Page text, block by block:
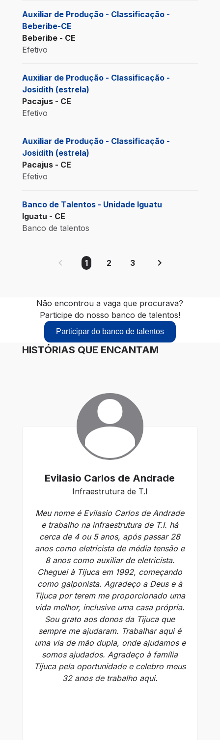
Auxiliar de Produção - Classificação -
Beberibe-CE
Beberibe - CE
Efetivo
Auxiliar de Produção - Classificação -
Josidith (estrela)
Pacajus - CE
Efetivo
Auxiliar de Produção - Classificação -
Josidith (estrela)
Pacajus - CE
Efetivo
Banco de Talentos - Unidade Iguatu
Iguatu - CE
Banco de talentos
1 2 3
Não encontrou a vaga que procurava?
Participe do nosso banco de talentos!
Participar do banco de talentos
HISTÓRIAS QUE ENCANTAM
Evilasio Carlos de Andrade
Infraestrutura de T.I
Meu nome é Evilasio Carlos de Andrade
e trabalho na infraestrutura de T.I. há
cerca de 4 ou 5 anos, após passar 28
anos como eletricista de média tensão e
8 anos como auxiliar de eletricista.
Cheguei à Tijuca em 1992, começando
como galponista. Agradeço a Deus e à
Tijuca por terem me proporcionado uma
vida melhor, inclusive uma casa própria.
Sou grato aos donos da Tijuca que
sempre me ajudaram. Trabalhar aqui é
uma via de mão dupla, onde ajudamos e
somos ajudados. Agradeço à família
Tijuca pela oportunidade e celebro meus
32 anos de trabalho aqui.